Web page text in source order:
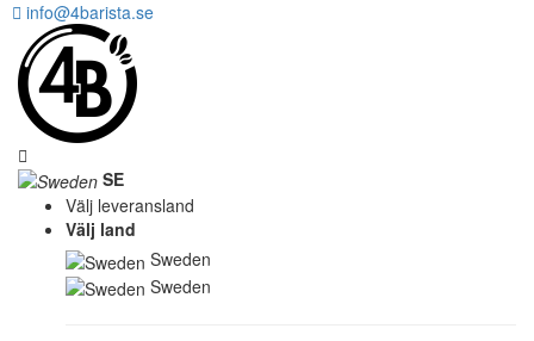
info@4barista.se
SE
Välj leveransland
Välj land
Sweden
Sweden